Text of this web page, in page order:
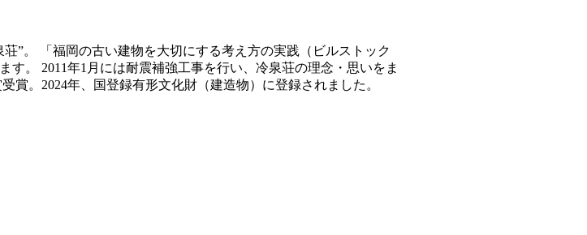
”。 「福岡の古い建物を大切にする考え方の実践（ビルストック
。 2011年1月には耐震補強工事を行い、冷泉荘の理念・思いをま
賞。2024年、国登録有形文化財（建造物）に登録されました。